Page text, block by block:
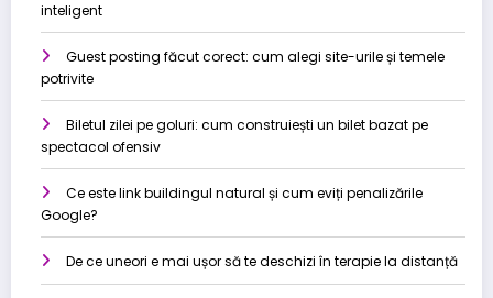
inteligent
Guest posting făcut corect: cum alegi site-urile și temele
potrivite
Biletul zilei pe goluri: cum construiești un bilet bazat pe
spectacol ofensiv
Ce este link buildingul natural și cum eviți penalizările
Google?
De ce uneori e mai ușor să te deschizi în terapie la distanță